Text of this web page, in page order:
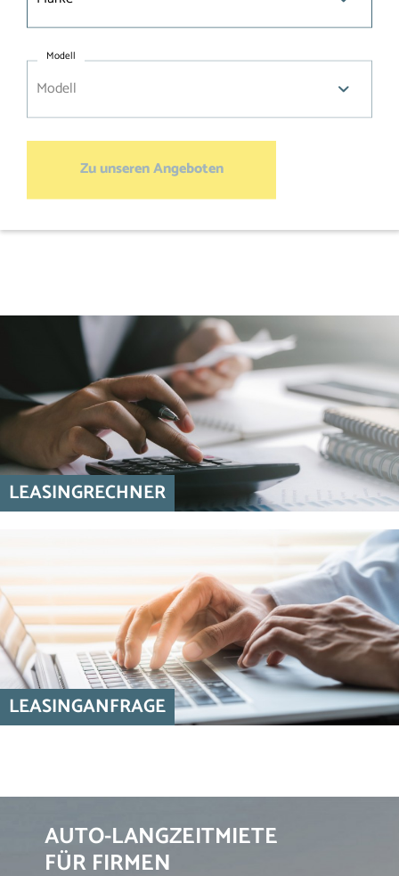
Modell
Zu unseren Angeboten
LEASINGRECHNER
LEASINGANFRAGE
AUTO-LANGZEITMIETE
FÜR FIRMEN